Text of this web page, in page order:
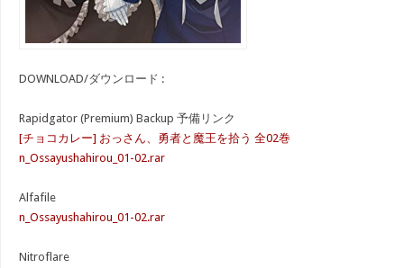
DOWNLOAD/ダウンロード :
Rapidgator (Premium) Backup 予備リンク
[チョコカレー] おっさん、勇者と魔王を拾う 全02巻
n_Ossayushahirou_01-02.rar
Alfafile
n_Ossayushahirou_01-02.rar
Nitroflare